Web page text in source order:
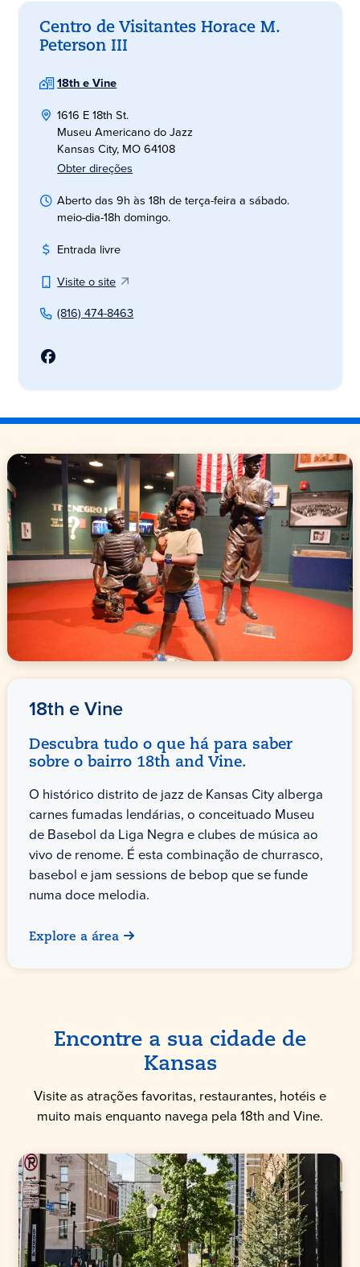
Centro de Visitantes Horace M.
Peterson III
18th e Vine
1616 E 18th St.
Museu Americano do Jazz
Kansas City, MO 64108
Obter direções
Aberto das 9h às 18h de terça-feira a sábado.
meio-dia-18h domingo.
Entrada livre
Visite o site
(816) 474-8463
18th e Vine
Descubra tudo o que há para saber
sobre o bairro 18th and Vine.
O histórico distrito de jazz de Kansas City alberga
carnes fumadas lendárias, o conceituado Museu
de Basebol da Liga Negra e clubes de música ao
vivo de renome. É esta combinação de churrasco,
basebol e jam sessions de bebop que se funde
numa doce melodia.
Explore a área
Encontre a sua cidade de
Kansas
Visite as atrações favoritas, restaurantes, hotéis e
muito mais enquanto navega pela 18th and Vine.